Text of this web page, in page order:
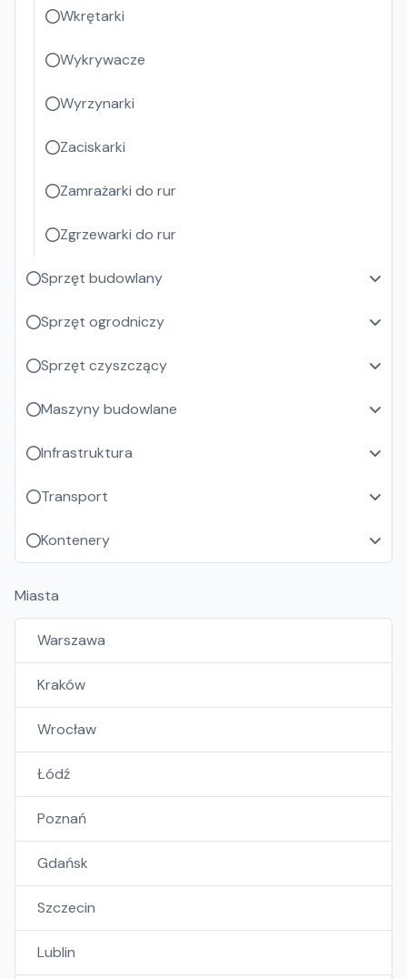
Wkrętarki
Wykrywacze
Wyrzynarki
Zaciskarki
Zamrażarki do rur
Zgrzewarki do rur
Sprzęt budowlany
Sprzęt ogrodniczy
Sprzęt czyszczący
Maszyny budowlane
Infrastruktura
Transport
Kontenery
Miasta
Warszawa
Kraków
Wrocław
Łódź
Poznań
Gdańsk
Szczecin
Lublin